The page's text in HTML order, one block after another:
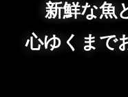
新鮮な魚
心ゆくまで